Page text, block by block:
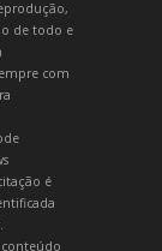
de todo e
com
é